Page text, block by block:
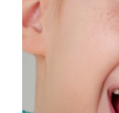
Швеция
Швейцария